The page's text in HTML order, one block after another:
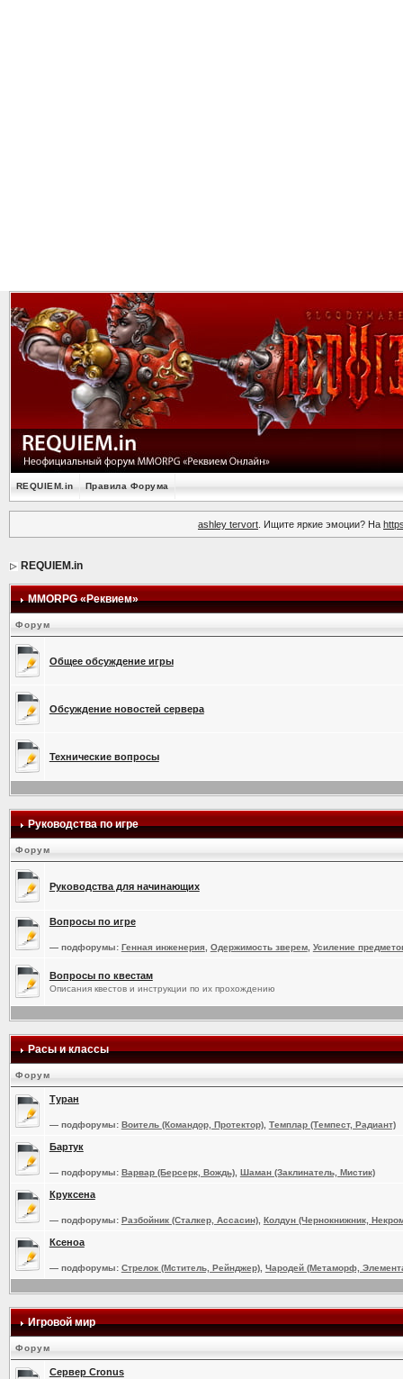
REQUIEM.in Правила Форума
ashley tervort. Ищите яркие эмоции? На
REQUIEM.in
MMORPG «Реквием»
Форум
Общее обсуждение игры
Обсуждение новостей сервера
Технические вопросы
Руководства по игре
Форум
Руководства для начинающих
Вопросы по игре
— подфорумы: Генная инженерия Одержимость зверем, Усиление
Вопросы по квестам
Описания квестов и инструкции по их прохождению
Расы и классы
Форум
Туран
— подфорумы: Воитель (Командор, Протектор), Темплар (Темпест, Радиант)
Бартук
— подфорумы: Варвар (Берсерк, Вождь), Шаман (Заклинатель, Мистик)
Круксена
— подфорумы: Разбойник (Сталкер, Ассасин), Колдун (Чернокнижник,
Ксеноа
— подфорумы: Стрелок (Мститель, Рейнджер), Чародей (Метаморф,
Игровой мир
Форум
Сервер Cronus